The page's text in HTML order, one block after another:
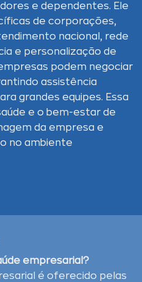
e dependentes. Ele
de corporações,
nacional, rede
e personalização de
podem negociar
assistência
grandes equipes. Essa
e o bem-estar de
da empresa e
no ambiente
empresarial?
é oferecido pelas